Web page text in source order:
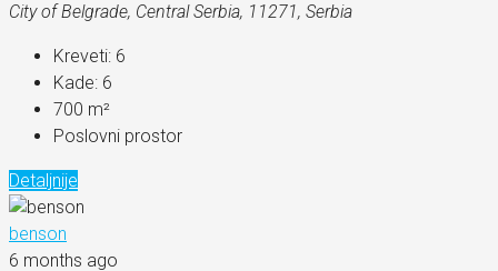
City of Belgrade, Central Serbia, 11271, Serbia
Kreveti: 6
Kade: 6
700 m²
Poslovni prostor
Detaljnije
benson
6 months ago